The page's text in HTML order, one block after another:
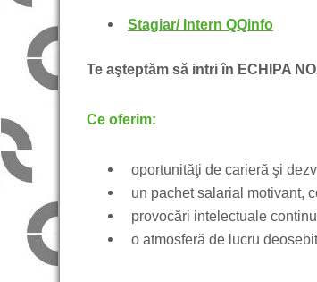
Stagiar/ Intern QQinfo
Te aşteptăm să intri în ECHIPA
Ce oferim:
oportunităţi de carieră şi
un pachet salarial motivant,
provocări intelectuale
o atmosferă de lucru